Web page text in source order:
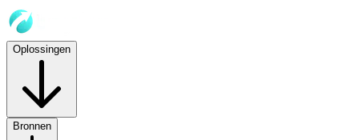
Oplossingen
Bronnen